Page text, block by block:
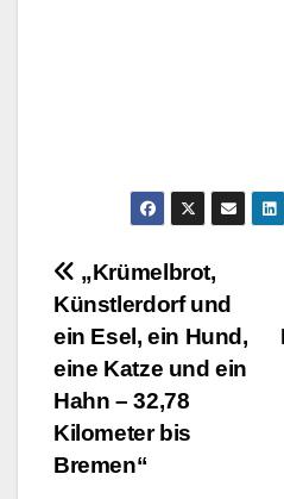
„Krümelbrot,
Künstlerdorf und
ein Esel, ein Hund,
eine Katze und ein
Hahn – 32,78
Kilometer bis
Bremen“